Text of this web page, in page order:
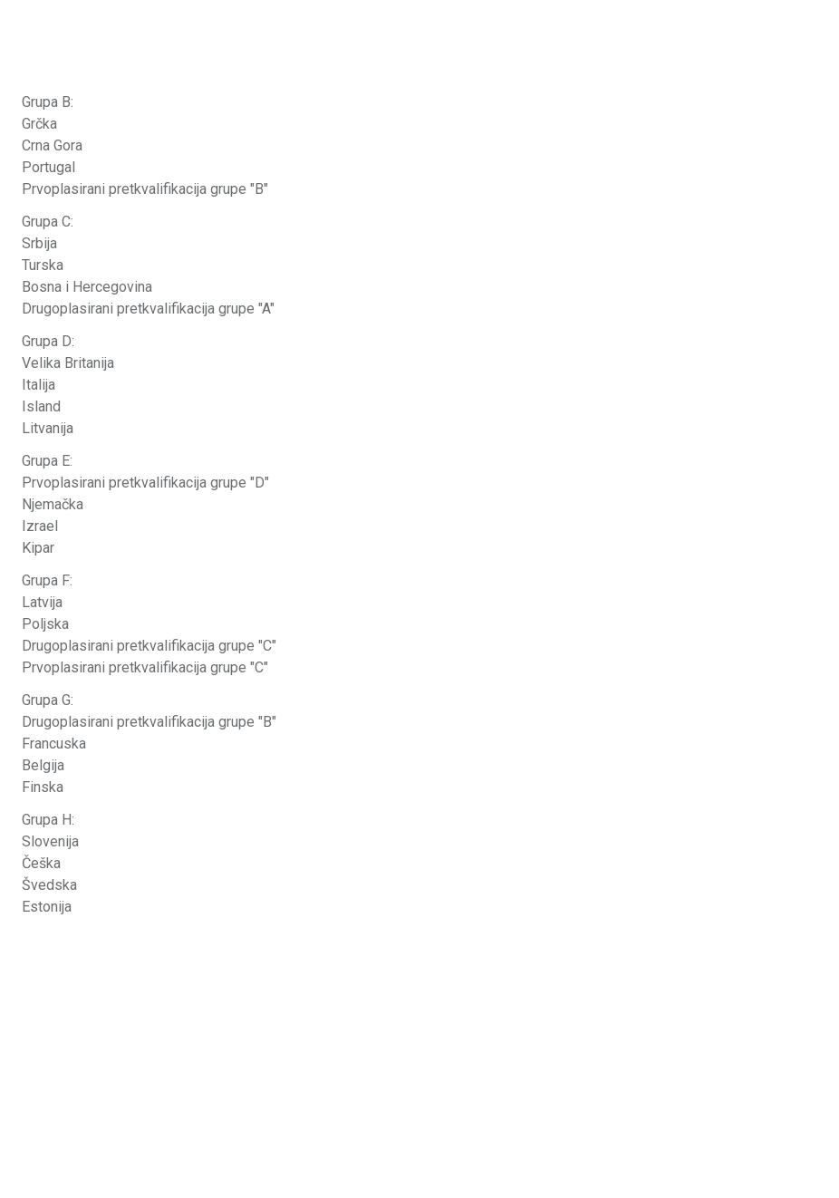
Grupa B:
Grčka
Crna Gora
Portugal
Prvoplasirani pretkvalifikacija grupe "B"
Grupa C:
Srbija
Turska
Bosna i Hercegovina
Drugoplasirani pretkvalifikacija grupe "A"
Grupa D:
Velika Britanija
Italija
Island
Litvanija
Grupa E:
Prvoplasirani pretkvalifikacija grupe "D"
Njemačka
Izrael
Kipar
Grupa F:
Latvija
Poljska
Drugoplasirani pretkvalifikacija grupe "C"
Prvoplasirani pretkvalifikacija grupe "C"
Grupa G:
Drugoplasirani pretkvalifikacija grupe "B"
Francuska
Belgija
Finska
Grupa H:
Slovenija
Češka
Švedska
Estonija